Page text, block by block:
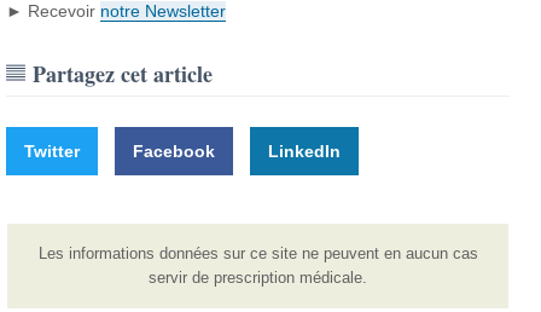
► Recevoir notre Newsletter
Partagez cet article
Twitter Facebook LinkedIn
Les informations données sur ce site ne peuvent en aucun cas
servir de prescription médicale.